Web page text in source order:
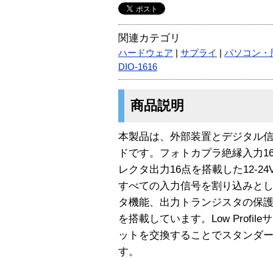
関連カテゴリ
ハードウェア サプライ
パソコン・
DIO-1616
商品説明
本製品は、外部装置とデジタル
ドです。フォトカプラ絶縁入力
レクタ出力16点を搭載した12-
すべての入力信号を割り込みと
タ機能、出力トランジスタの保
を搭載しています。Low Profile
ットを交換することでスタンダ
す。